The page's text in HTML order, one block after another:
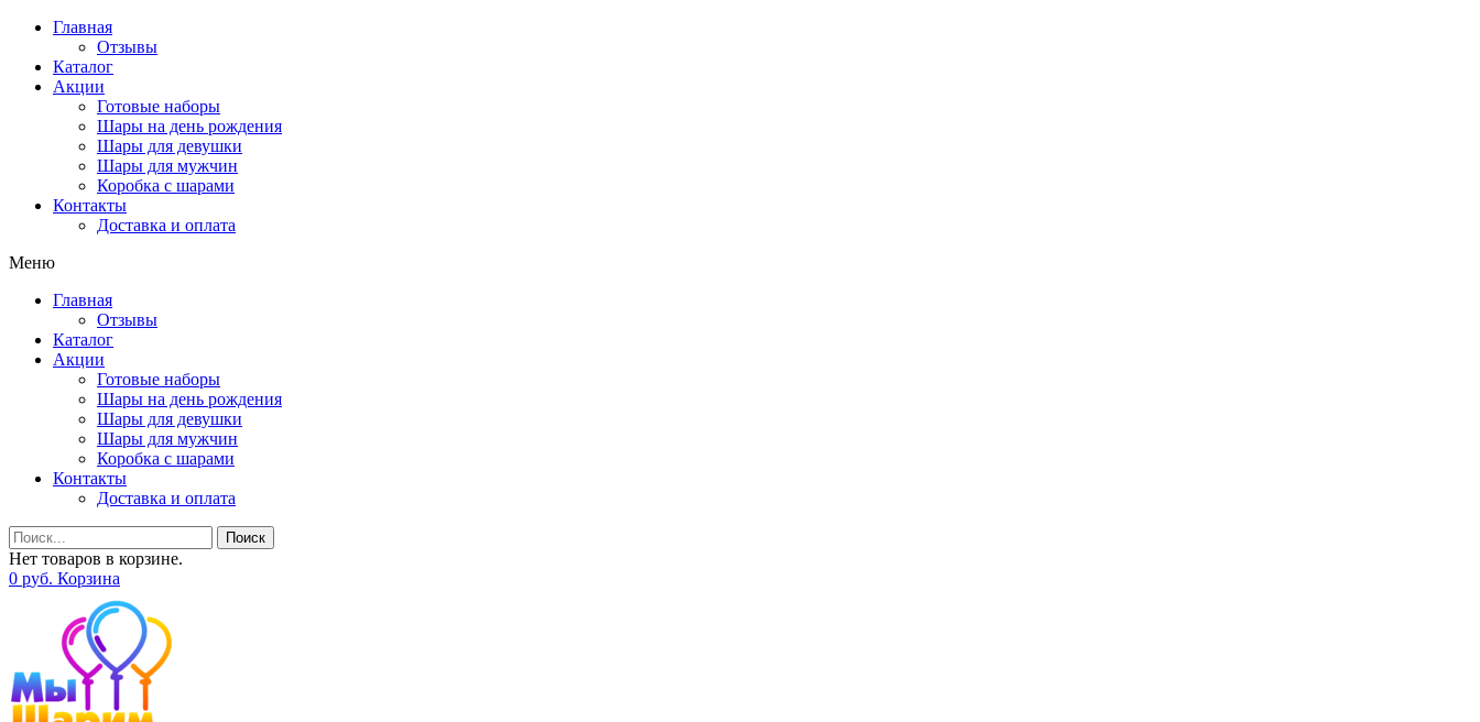
Главная
Отзывы
Каталог
Акции
Готовые наборы
Шары на день рождения
Шары для девушки
Шары для мужчин
Коробка с шарами
Контакты
Доставка и оплата
Меню
Главная
Отзывы
Каталог
Акции
Готовые наборы
Шары на день рождения
Шары для девушки
Шары для мужчин
Коробка с шарами
Контакты
Доставка и оплата
Поиск
Нет товаров в корзине.
0 руб. Корзина